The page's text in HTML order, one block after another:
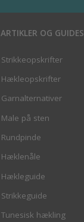
ARTIKLER OG GUIDES
Strikkeopskrifter
Hækleopskrifter
Garnalternativer
Male på sten
Rundpinde
Hæklenåle
Hækleguide
Strikkeguide
Tunesisk hækling